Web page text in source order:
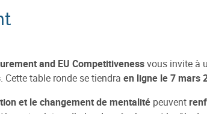
and EU Competitivenessvous invite à
. Cette table ronde se tiendra en ligne le 7 mars
et le changement de mentalité peuvent